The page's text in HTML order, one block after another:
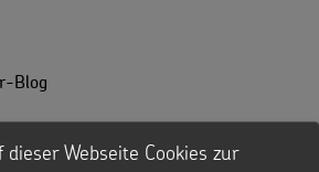
Blog
Webseite Cookies zur